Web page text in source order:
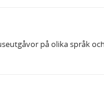
på olika språk